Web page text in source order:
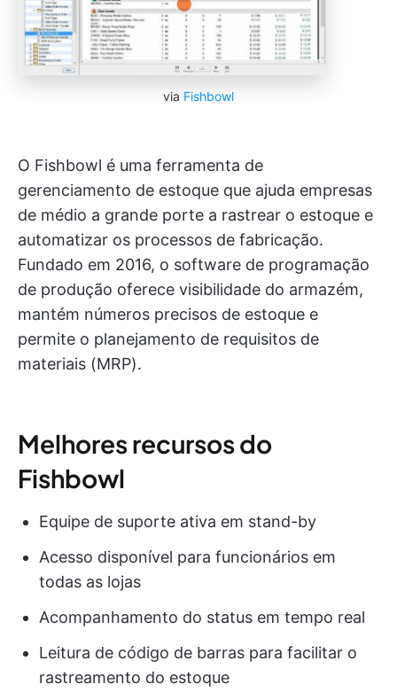
via Fishbowl
O Fishbowl é uma ferramenta de
gerenciamento de estoque que ajuda empresas
de médio a grande porte a rastrear o estoque e
automatizar os processos de fabricação.
Fundado em 2016, o software de programação
de produção oferece visibilidade do armazém,
mantém números precisos de estoque e
permite o planejamento de requisitos de
materiais (MRP).
Melhores recursos do
Fishbowl
Equipe de suporte ativa em stand-by
Acesso disponível para funcionários em
todas as lojas
Acompanhamento do status em tempo real
Leitura de código de barras para facilitar o
rastreamento do estoque